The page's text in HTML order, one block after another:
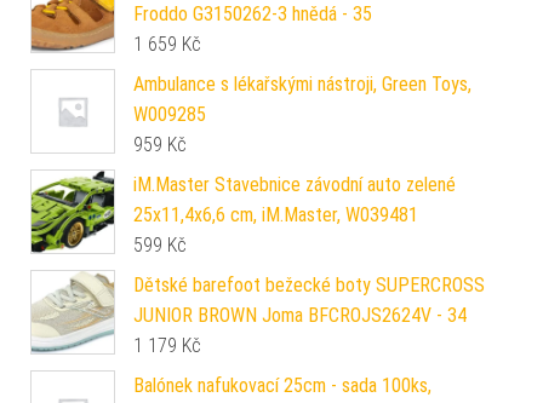
Froddo G3150262-3 hnědá - 35
1 659 Kč
Ambulance s lékařskými nástroji, Green Toys,
W009285
959 Kč
iM.Master Stavebnice závodní auto zelené
25x11,4x6,6 cm, iM.Master, W039481
599 Kč
Dětské barefoot bežecké boty SUPERCROSS
JUNIOR BROWN Joma BFCROJS2624V - 34
1 179 Kč
Balónek nafukovací 25cm - sada 100ks,